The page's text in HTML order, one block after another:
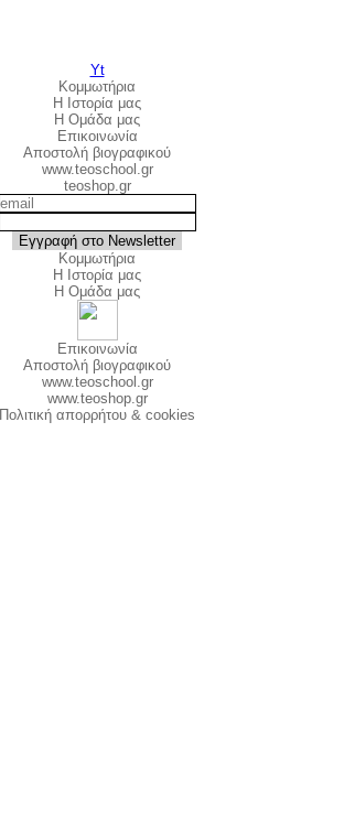
Yt
Κομμωτήρια
Η Ιστορία μας
Η Ομάδα μας
Επικοινωνία
Αποστολή βιογραφικού
www.teoschool.gr
teoshop.gr
Κομμωτήρια
Η Ιστορία μας
Η Ομάδα μας
Επικοινωνία
Αποστολή βιογραφικού
www.teoschool.gr
www.teoshop.gr
©ΤΕΟ 1999 - 2025
©ΤΕΟ 1999 - 2026
Πολιτική απορρήτου & cookies